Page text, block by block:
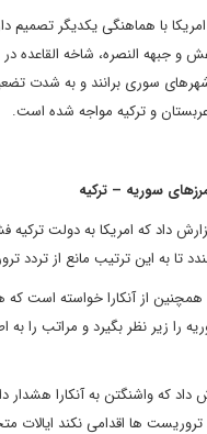
با هماهنگی یکدیگر تصمیم
و جبهه النصره، شاخه القاعده
شهرهای سوری برانند و به شدت
و ترکیه مواجه شده است.
سوریه – ترکیه
داد که امریکا به دولت ترکیه
تا به این ترتیب مانع از تردد
از آنکارا خواسته است که
را زیر نظر بگیرد و مراتب را به
که واشنگتن به آنکارا هشدار
ها اقدامی نکند ایالات